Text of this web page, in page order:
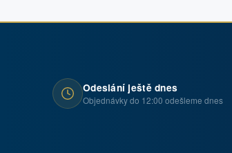
Odeslání ještě dnes
Objednávky do 12:00 odešleme dnes